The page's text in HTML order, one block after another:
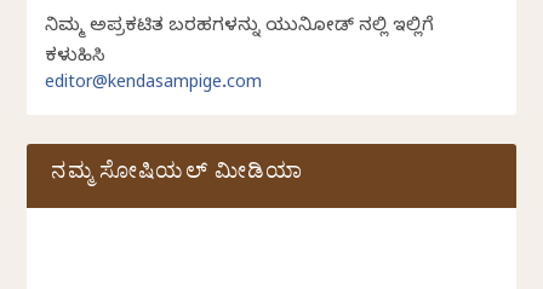
ನಿಮ್ಮ ಅಪ್ರಕಟಿತ ಬರಹಗಳನ್ನು ಯುನಿಕೋಡ್ ನಲ್ಲಿ ಇಲ್ಲಿಗೆ
ಕಳುಹಿಸಿ
editor@kendasampige.com
ನಮ್ಮ ಸೋಷಿಯಲ್‌ ಮೀಡಿಯಾ